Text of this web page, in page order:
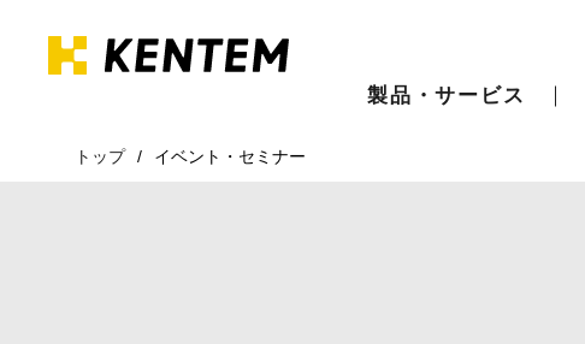
製品・サービス
トップ イベント・セミナー